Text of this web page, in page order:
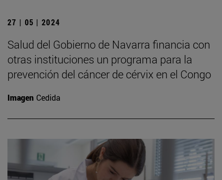
27 | 05 | 2024
Salud del Gobierno de Navarra financia con
otras instituciones un programa para la
prevención del cáncer de cérvix en el Congo
Imagen Cedida